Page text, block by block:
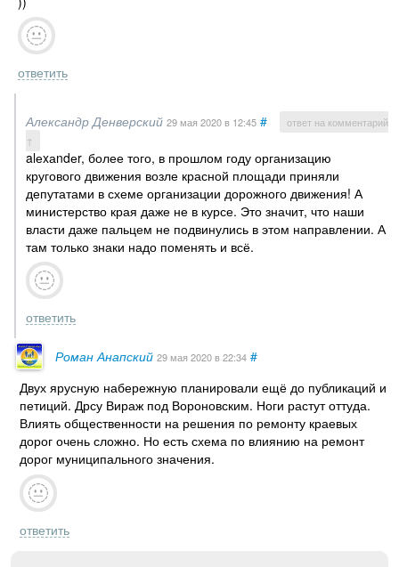
ответить
Александр Денверский 29 мая 2020в 12:45 #
ответ на комментарий
↑
alеxаndеr, более того, в прошлом году организацию
кругового движения возле красной площади приняли
депутатами в схеме организации дорожного движения! А
министерство края даже не в курсе. Это значит, что наши
власти даже пальцем не подвинулись в этом направлении. А
там только знаки надо поменять и всё.
ответить
Роман Анапский 29 мая 2020в 22:34 #
Двух ярусную набережную планировали ещё до публикаций и
петиций. Дрсу Вираж под Вороновским. Ноги растут оттуда.
Влиять общественности на решения по ремонту краевых
дорог очень сложно. Но есть схема по влиянию на ремонт
дорог муниципального значения.
ответить